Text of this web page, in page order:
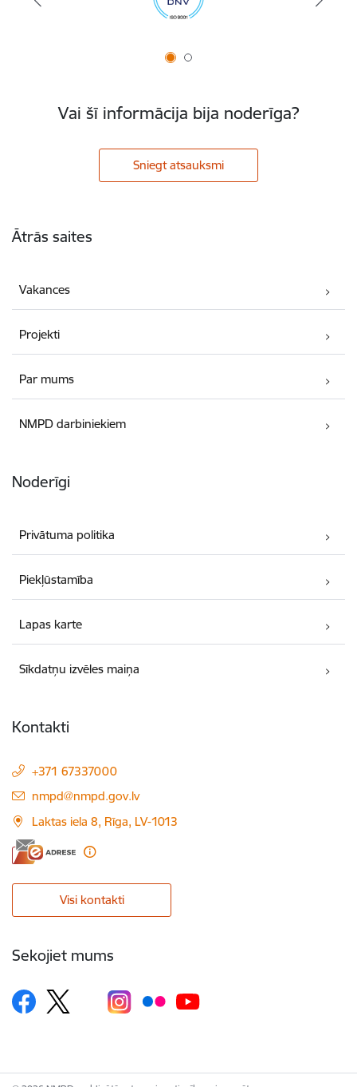
Vai šī informācija bija noderīga?
Sniegt atsauksmi
Ātrās saites
Vakances
Projekti
Par mums
NMPD darbiniekiem
Noderīgi
Privātuma politika
Piekļūstamība
Lapas karte
Sīkdatņu izvēles maiņa
Kontakti
+371 67337000
E-pasts:
nmpd@nmpd.gov.lv
Laktas iela 8, Rīga, LV-1013
Visi kontakti
Sekojiet mums